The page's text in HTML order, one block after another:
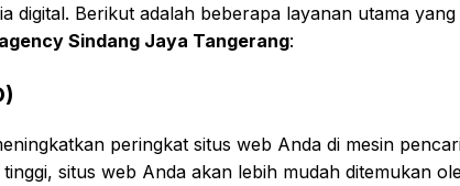
digital. Berikut adalah beberapa layanan utama yang
Sindang Jaya Tangerang:
peringkat situs web Anda di mesin
situs web Anda akan lebih mudah ditemukan